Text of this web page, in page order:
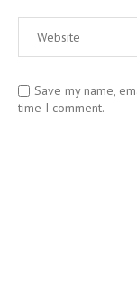
Save my name,
time I comment.